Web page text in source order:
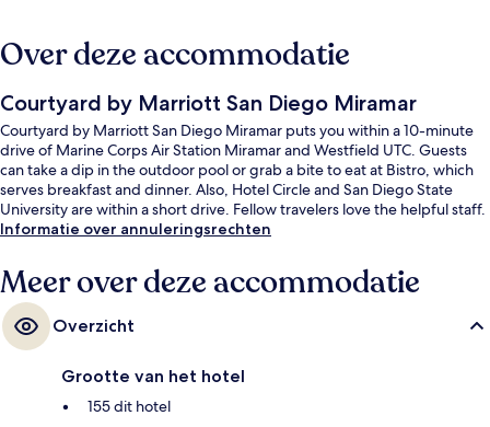
Over deze accommodatie
Courtyard by Marriott San Diego Miramar
Courtyard by Marriott San Diego Miramar puts you within a 10-minute
drive of Marine Corps Air Station Miramar and Westfield UTC. Guests
can take a dip in the outdoor pool or grab a bite to eat at Bistro, which
serves breakfast and dinner. Also, Hotel Circle and San Diego State
University are within a short drive. Fellow travelers love the helpful staff.
Informatie over annuleringsrechten
Meer over deze accommodatie
Overzicht
Grootte van het hotel
155 dit hotel